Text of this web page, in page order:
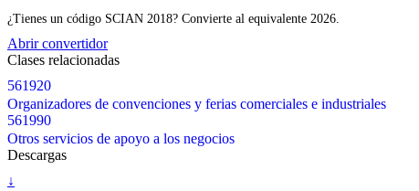
¿Tienes un código SCIAN 2018? Convierte al equivalente 2026.
Abrir convertidor
Clases relacionadas
561920
Organizadores de convenciones y ferias comerciales e industriales
561990
Otros servicios de apoyo a los negocios
Descargas
↓